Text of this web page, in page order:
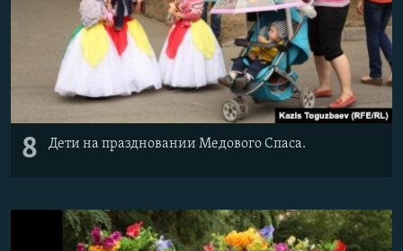
8 Дети на праздновании Медового Спаса.